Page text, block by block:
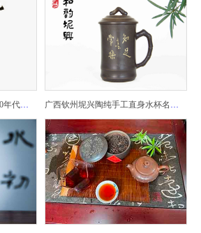
创艺文化和韵坭兴钦州60—80年代坭兴陶老壶——玉奎壶 广西钦州坭兴陶纯手工直身水杯名家陶瓷大师紫砂建水紫陶